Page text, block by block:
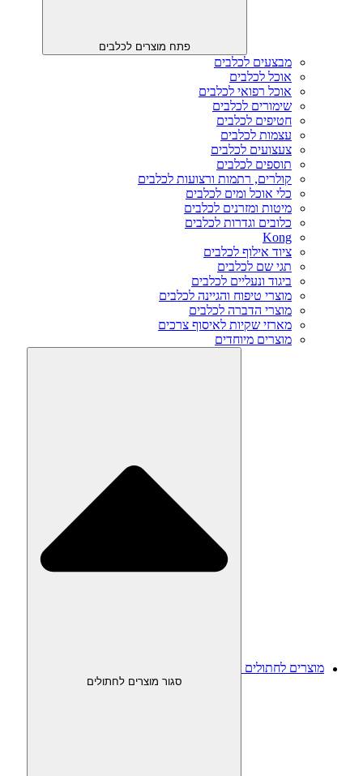
פתח מוצרים לכלבים
מבצעים לכלבים
אוכל לכלבים
אוכל רפואי לכלבים
שימורים לכלבים
חטיפים לכלבים
עצמות לכלבים
צעצועים לכלבים
תוספים לכלבים
קולרים, רתמות ורצועות לכלבים
כלי אוכל ומים לכלבים
מיטות ומזרנים לכלבים
כלובים וגדרות לכלבים
Kong
ציוד אילוף לכלבים
תגי שם לכלבים
ביגוד ונעליים לכלבים
מוצרי טיפוח והגיינה לכלבים
מוצרי הדברה לכלבים
מארזי שקיות לאיסוף צרכים
מוצרים מיוחדים
מוצרים לחתולים
סגור מוצרים לחתולים